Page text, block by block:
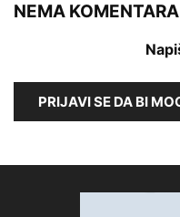
NEMA KOMENTARA
PRIJAVI SE DA BI